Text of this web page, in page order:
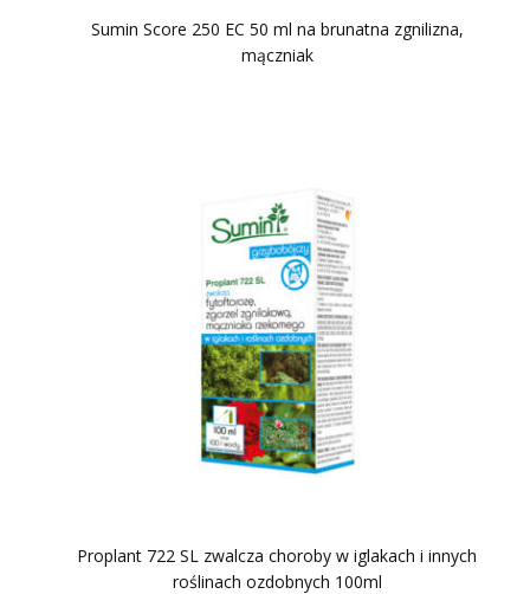
Sumin Score 250 EC 50 ml na brunatna zgnilizna,
mączniak
Proplant 722 SL zwalcza choroby w iglakach i innych
roślinach ozdobnych 100ml